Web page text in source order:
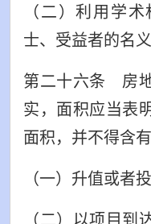
（二）利用学
士、受益者的名
第二十六条 房
实，面积应当表
面积，并不得含
（一）升值或者